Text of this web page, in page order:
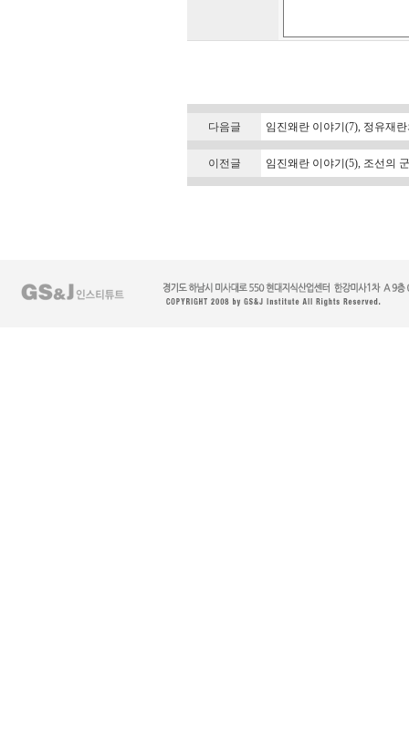
다음글 임진왜란 이야기(7), 정유재
이전글 임진왜란 이야기(5), 조선의